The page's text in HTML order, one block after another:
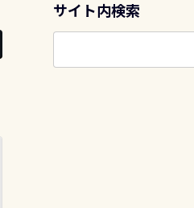
ブ
サイト内検索